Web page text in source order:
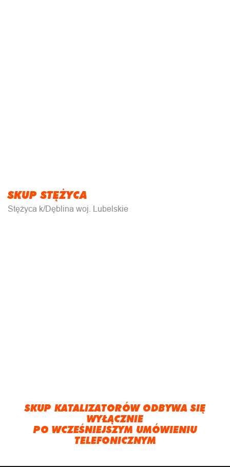
SKUP STĘŻYCA
Stężyca k/Dęblina woj. Lubelskie
SKUP KATALIZATORÓW ODBYWA SIĘ
WYŁĄCZNIE
PO WCZEŚNIEJSZYM UMÓWIENIU
TELEFONICZNYM